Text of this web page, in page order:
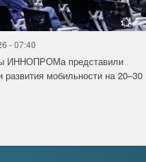
- 07:40
ИННОПРОМа представили
развития мобильности на 20–30